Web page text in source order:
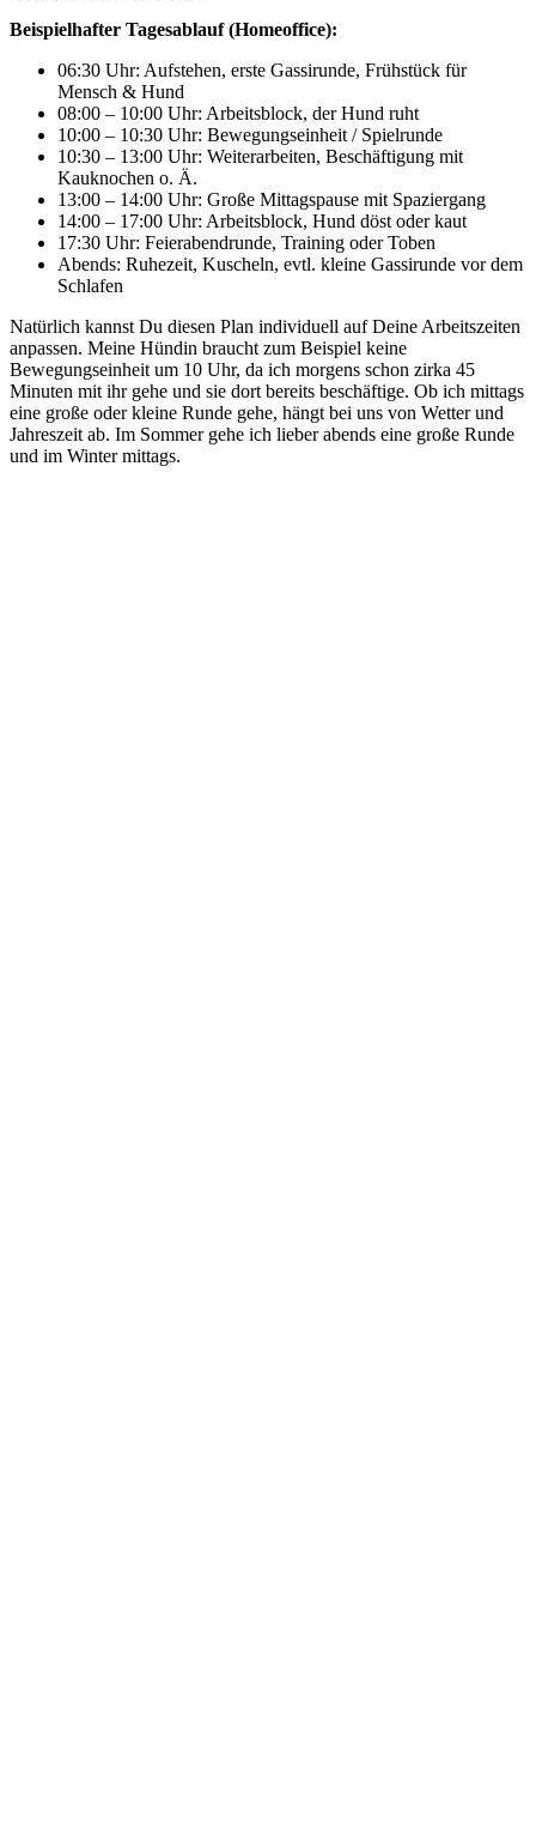
Beispielhafter Tagesablauf (Homeoffice):
06:30 Uhr: Aufstehen, erste Gassirunde, Frühstück für
Mensch & Hund
08:00 – 10:00 Uhr: Arbeitsblock, der Hund ruht
10:00 – 10:30 Uhr: Bewegungseinheit / Spielrunde
10:30 – 13:00 Uhr: Weiterarbeiten, Beschäftigung mit
Kauknochen o. Ä.
13:00 – 14:00 Uhr: Große Mittagspause mit Spaziergang
14:00 – 17:00 Uhr: Arbeitsblock, Hund döst oder kaut
17:30 Uhr: Feierabendrunde, Training oder Toben
Abends: Ruhezeit, Kuscheln, evtl. kleine Gassirunde vor dem
Schlafen
Natürlich kannst Du diesen Plan individuell auf Deine Arbeitszeiten
anpassen. Meine Hündin braucht zum Beispiel keine
Bewegungseinheit um 10 Uhr, da ich morgens schon zirka 45
Minuten mit ihr gehe und sie dort bereits beschäftige. Ob ich mittags
eine große oder kleine Runde gehe, hängt bei uns von Wetter und
Jahreszeit ab. Im Sommer gehe ich lieber abends eine große Runde
und im Winter mittags.